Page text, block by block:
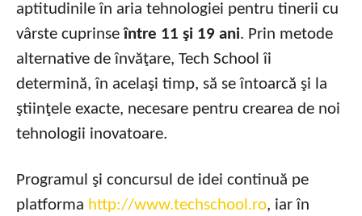
aptitudinile în aria tehnologiei pentru tinerii cu
vârste cuprinseîntre 11 şi 19 ani. Prin metode
alternative de învăţare, Tech School îi
determină, în acelaşi timp, să se întoarcă şi la
ştiinţele exacte, necesare pentru crearea de noi
tehnologii inovatoare.
Programul şi concursul de idei continuă pe
platforma http://www.techschool.ro, iar în